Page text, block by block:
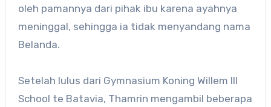
oleh pamannya dari pihak ibu karena ayahnya
meninggal, sehingga ia tidak menyandang nama
Belanda.
Setelah lulus dari Gymnasium Koning Willem III
School te Batavia, Thamrin mengambil beberapa